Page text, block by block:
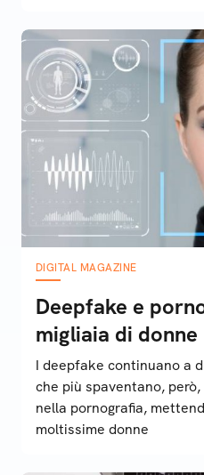
DIGITAL MAGAZINE
Deepfake e
migliaia di donne
I deepfake continuano a
che più spaventano,
nella pornografia,
moltissime donne